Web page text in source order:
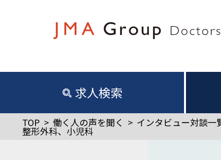
求人検索
TOP > 働く人の声を聞く > インタビュー対談一
整形外科、小児科